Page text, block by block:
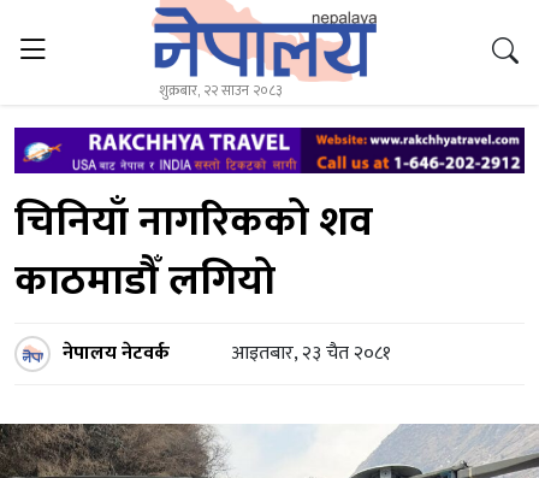
शुक्रबार, २२ साउन २०८३
चिनियाँ नागरिकको शव
काठमाडौँ लगियो
नेपालय नेटवर्क आइतबार, २३ चैत २०८१